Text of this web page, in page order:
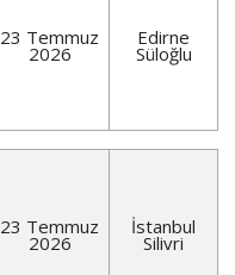
23 Temmuz
2026
Edirne
Süloğlu
23 Temmuz
2026
İstanbul
Silivri